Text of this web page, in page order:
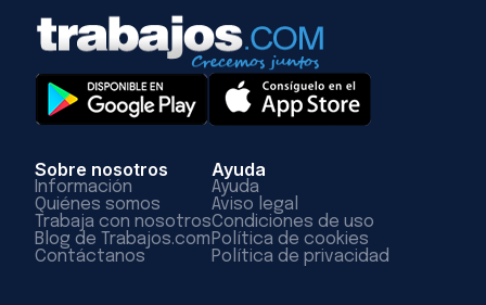
Sobre nosotros
Información
Quiénes somos
Trabaja con nosotros
Blog de Trabajos.com
Contáctanos
Ayuda
Ayuda
Aviso legal
Condiciones de uso
Política de cookies
Política de privacidad